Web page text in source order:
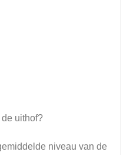
uithof?
niveau van de